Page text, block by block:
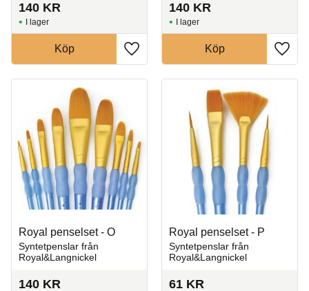
140 KR
Lägg till i favoriter
I lager
Köp
140 KR
Lägg
I lager
Köp
Royal penselset - O
Syntetpenslar från
Royal&Langnickel
140 KR
Royal penselset - P
Syntetpenslar från
Royal&Langnickel
61 KR